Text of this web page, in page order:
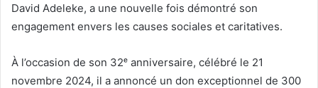
David Adeleke, a une nouvelle fois démontré son
engagement envers les causes sociales et caritatives.
À l’occasion de son 32ᵉ anniversaire, célébré le 21
novembre 2024, il a annoncé un don exceptionnel de 300